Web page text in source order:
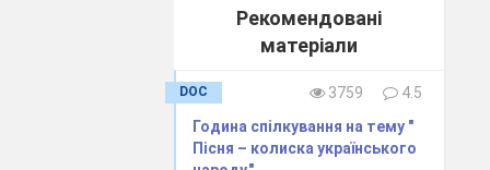
Рекомендовані
матеріали
DOC 3759
4.5
Година спілкування на тему "
Пісня – колиска українського